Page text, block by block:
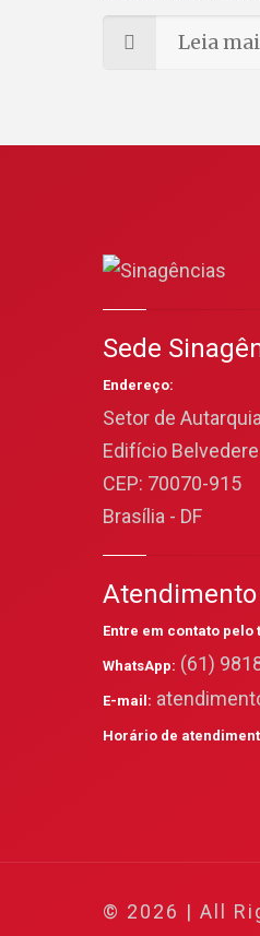
Leia
Sede
Endereço:
Setor de
Edifício Belvedere
CEP: 70070-915
Brasília - DF
Entre em contato pelo
WhatsApp: (61)
E-mail:
Horário de
© 2026 | All